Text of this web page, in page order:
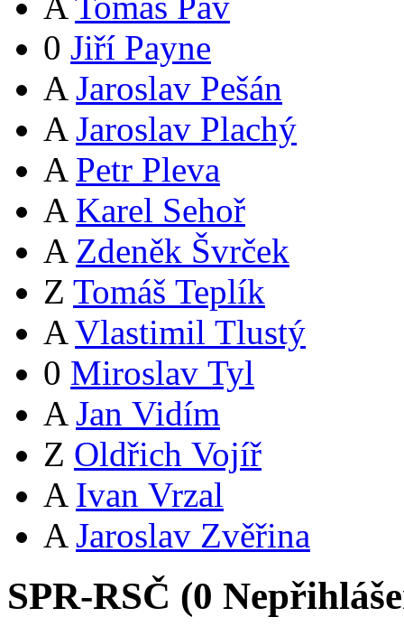
0 Jiří Payne
A Jaroslav Pešán
A Jaroslav Plachý
A Petr Pleva
A Karel Sehoř
A Zdeněk Švrček
Z Tomáš Teplík
A Vlastimil Tlustý
0 Miroslav Tyl
A Jan Vidím
Z Oldřich Vojíř
A Ivan Vrzal
A Jaroslav Zvěřina
SPR-RSČ (0